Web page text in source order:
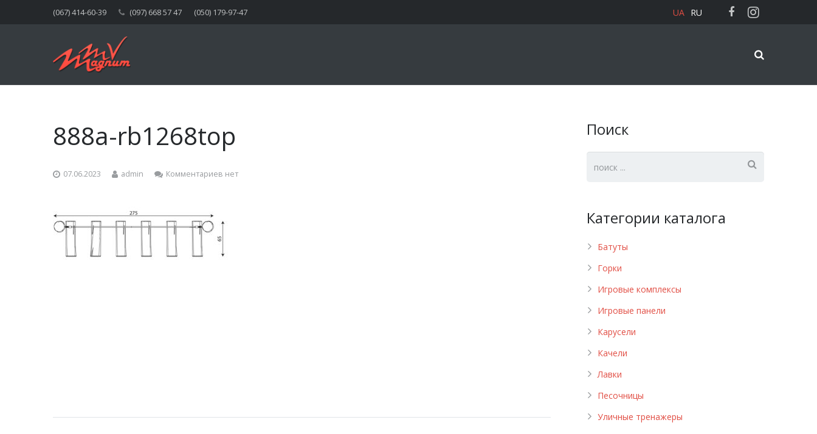
(067) 414-60-39 (097) 668 57 47 (050) 179-97-47 UA RU
888a-rb1268top
07.06.2023 admin Комментариев нет
Поиск
Категории каталога
Батуты
Горки
Игровые комплексы
Игровые панели
Карусели
Качели
Лавки
Песочницы
Уличные тренажеры